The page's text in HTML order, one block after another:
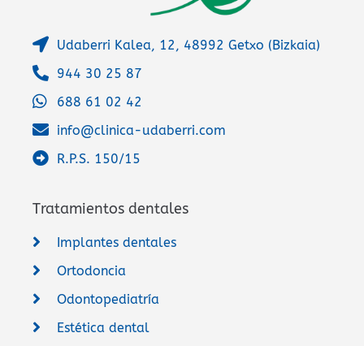
Udaberri Kalea, 12, 48992 Getxo (Bizkaia)
944 30 25 87
688 61 02 42
info@clinica-udaberri.com
R.P.S. 150/15
Tratamientos dentales
Implantes dentales
Ortodoncia
Odontopediatría
Estética dental